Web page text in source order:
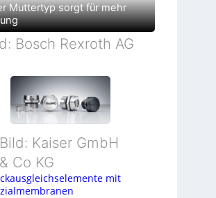
Muttertyp sorgt für mehr
Bosch Rexroth AG
Bild: Kaiser GmbH
& Co KG
mit